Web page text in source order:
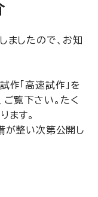
ましたので、お知
作「高速試作」を
覧下さい。たく
ます。
が整い次第公開し